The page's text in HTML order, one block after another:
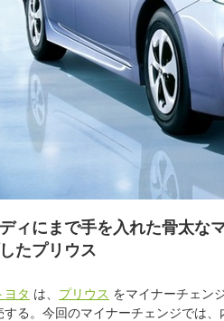
ィにまで手を入れた骨太な
たプリウス
ヨタ は、 プリウス をマイナーチェン
する。今回のマイナーチェンジでは、